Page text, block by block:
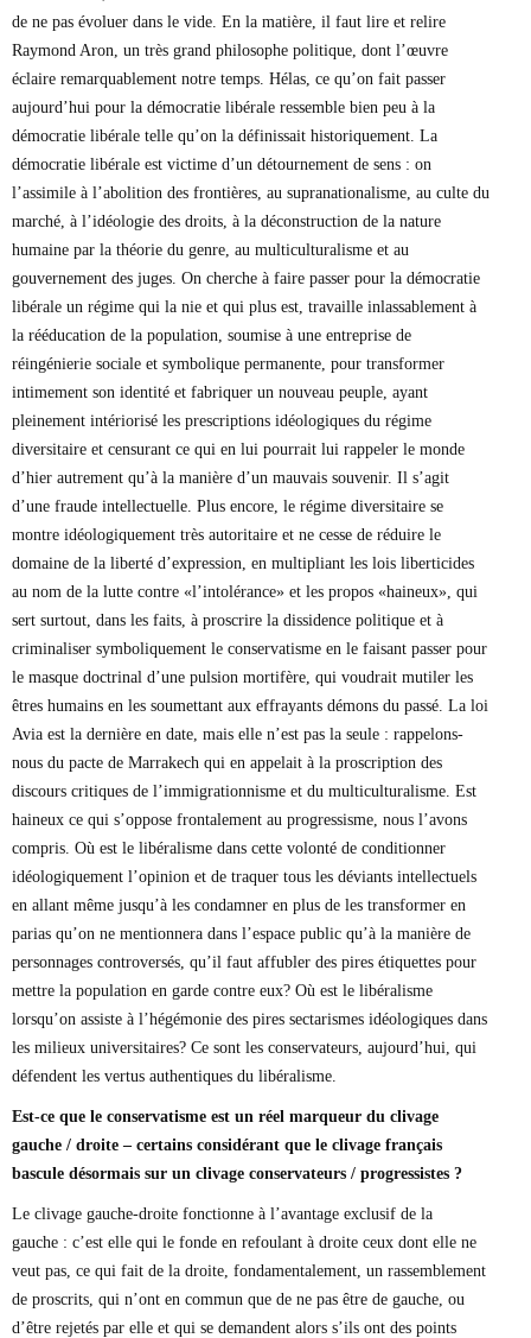
de ne pas évoluer dans le vide. En la matière, il faut lire et relire
Raymond Aron, un très grand philosophe politique, dont l’œuvre
éclaire remarquablement notre temps. Hélas, ce qu’on fait passer
aujourd’hui pour la démocratie libérale ressemble bien peu à la
démocratie libérale telle qu’on la définissait historiquement. La
démocratie libérale est victime d’un détournement de sens : on
l’assimile à l’abolition des frontières, au supranationalisme, au culte du
marché, à l’idéologie des droits, à la déconstruction de la nature
humaine par la théorie du genre, au multiculturalisme et au
gouvernement des juges. On cherche à faire passer pour la démocratie
libérale un régime qui la nie et qui plus est, travaille inlassablement à
la rééducation de la population, soumise à une entreprise de
réingénierie sociale et symbolique permanente, pour transformer
intimement son identité et fabriquer un nouveau peuple, ayant
pleinement intériorisé les prescriptions idéologiques du régime
diversitaire et censurant ce qui en lui pourrait lui rappeler le monde
d’hier autrement qu’à la manière d’un mauvais souvenir. Il s’agit
d’une fraude intellectuelle. Plus encore, le régime diversitaire se
montre idéologiquement très autoritaire et ne cesse de réduire le
domaine de la liberté d’expression, en multipliant les lois liberticides
au nom de la lutte contre «l’intolérance» et les propos «haineux», qui
sert surtout, dans les faits, à proscrire la dissidence politique et à
criminaliser symboliquement le conservatisme en le faisant passer pour
le masque doctrinal d’une pulsion mortifère, qui voudrait mutiler les
êtres humains en les soumettant aux effrayants démons du passé. La loi
Avia est la dernière en date, mais elle n’est pas la seule : rappelons-
nous du pacte de Marrakech qui en appelait à la proscription des
discours critiques de l’immigrationnisme et du multiculturalisme. Est
haineux ce qui s’oppose frontalement au progressisme, nous l’avons
compris. Où est le libéralisme dans cette volonté de conditionner
idéologiquement l’opinion et de traquer tous les déviants intellectuels
en allant même jusqu’à les condamner en plus de les transformer en
parias qu’on ne mentionnera dans l’espace public qu’à la manière de
personnages controversés, qu’il faut affubler des pires étiquettes pour
mettre la population en garde contre eux? Où est le libéralisme
lorsqu’on assiste à l’hégémonie des pires sectarismes idéologiques dans
les milieux universitaires? Ce sont les conservateurs, aujourd’hui, qui
défendent les vertus authentiques du libéralisme.
Est-ce que le conservatisme est un réel marqueur du clivage
gauche / droite – certains considérant que le clivage français
bascule désormais sur un clivage conservateurs / progressistes ?
Le clivage gauche-droite fonctionne à l’avantage exclusif de la
gauche : c’est elle qui le fonde en refoulant à droite ceux dont elle ne
veut pas, ce qui fait de la droite, fondamentalement, un rassemblement
de proscrits, qui n’ont en commun que de ne pas être de gauche, ou
d’être rejetés par elle et qui se demandent alors s’ils ont des points